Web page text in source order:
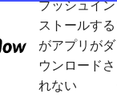
プッシュイン
ストールする
がアプリがダ
ウンロードさ
れない